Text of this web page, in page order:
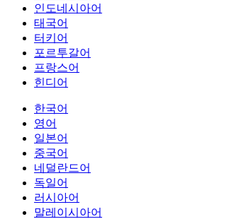
인도네시아어
태국어
터키어
포르투갈어
프랑스어
힌디어
한국어
영어
일본어
중국어
네덜란드어
독일어
러시아어
말레이시아어